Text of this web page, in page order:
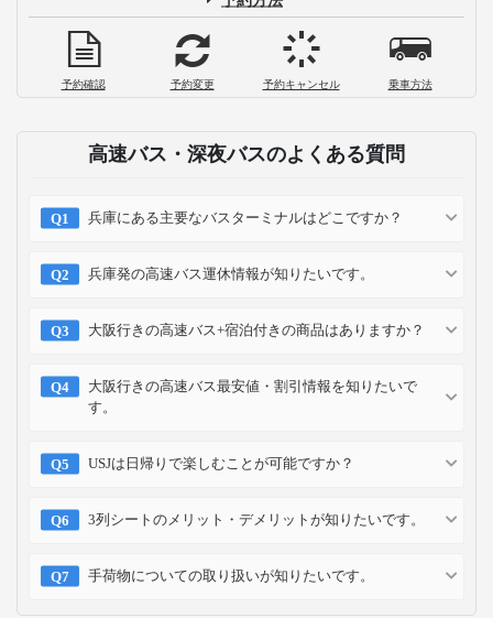
予約確認 予約変更 予約キャンセル 乗車方法
高速バス・深夜バスのよくある質問
兵庫にある主要なバスターミナルはどこですか？
兵庫発の高速バス運休情報が知りたいです。
大阪行きの高速バス+宿泊付きの商品はありますか？
大阪行きの高速バス最安値・割引情報を知りたいで
す。
USJは日帰りで楽しむことが可能ですか？
3列シートのメリット・デメリットが知りたいです。
手荷物についての取り扱いが知りたいです。